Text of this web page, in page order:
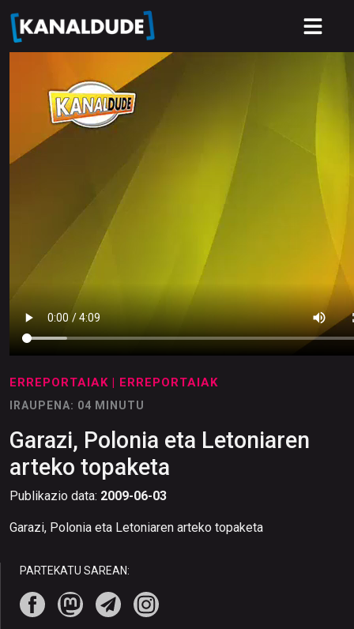
ERREPORTAIAK | ERREPORTAIAK
IRAUPENA: 04 MINUTU
Garazi, Polonia eta Letoniaren
arteko topaketa
Publikazio data: 2009-06-03
Garazi, Polonia eta Letoniaren arteko topaketa
PARTEKATU SAREAN: